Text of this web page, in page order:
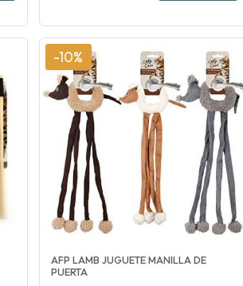
-10%
AFP LAMB JUGUETE MANILLA DE
PUERTA